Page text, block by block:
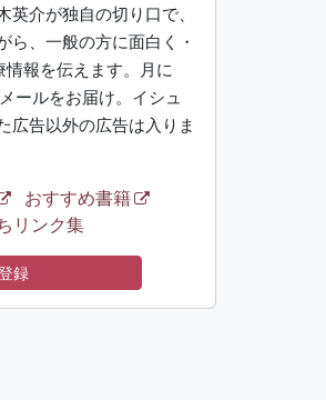
介が独自の切り口で、
ら、一般の方に面白く・
情報を伝えます。月に
ールをお届け。イシュ
広告以外の広告は入りま
おすすめ書籍
リンク集
録